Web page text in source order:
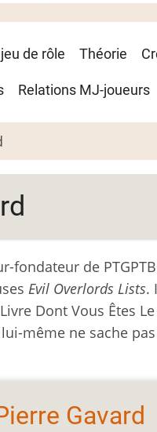
de rôle Théorie
Relations MJ-joueurs
fondateur de
Evil Overlords Lists.
Dont Vous Êtes
même ne sache
Gavard